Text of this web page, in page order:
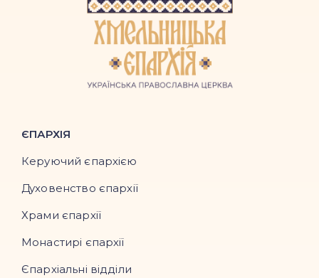
ЄПАРХІЯ
Керуючий єпархією
Духовенство єпархії
Храми єпархії
Монастирі єпархії
Єпархіальні відділи